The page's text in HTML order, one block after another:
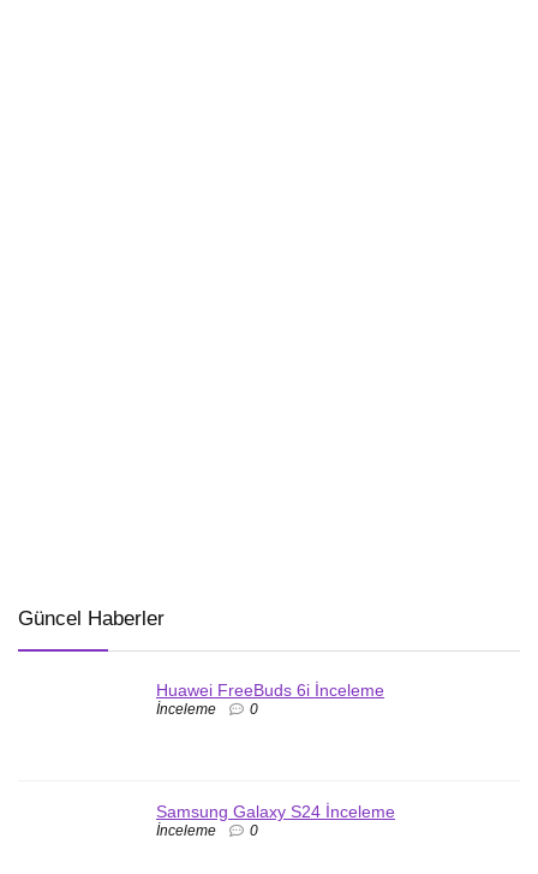
Güncel Haberler
Huawei FreeBuds 6i İnceleme
İnceleme 0
Samsung Galaxy S24 İnceleme
İnceleme 0